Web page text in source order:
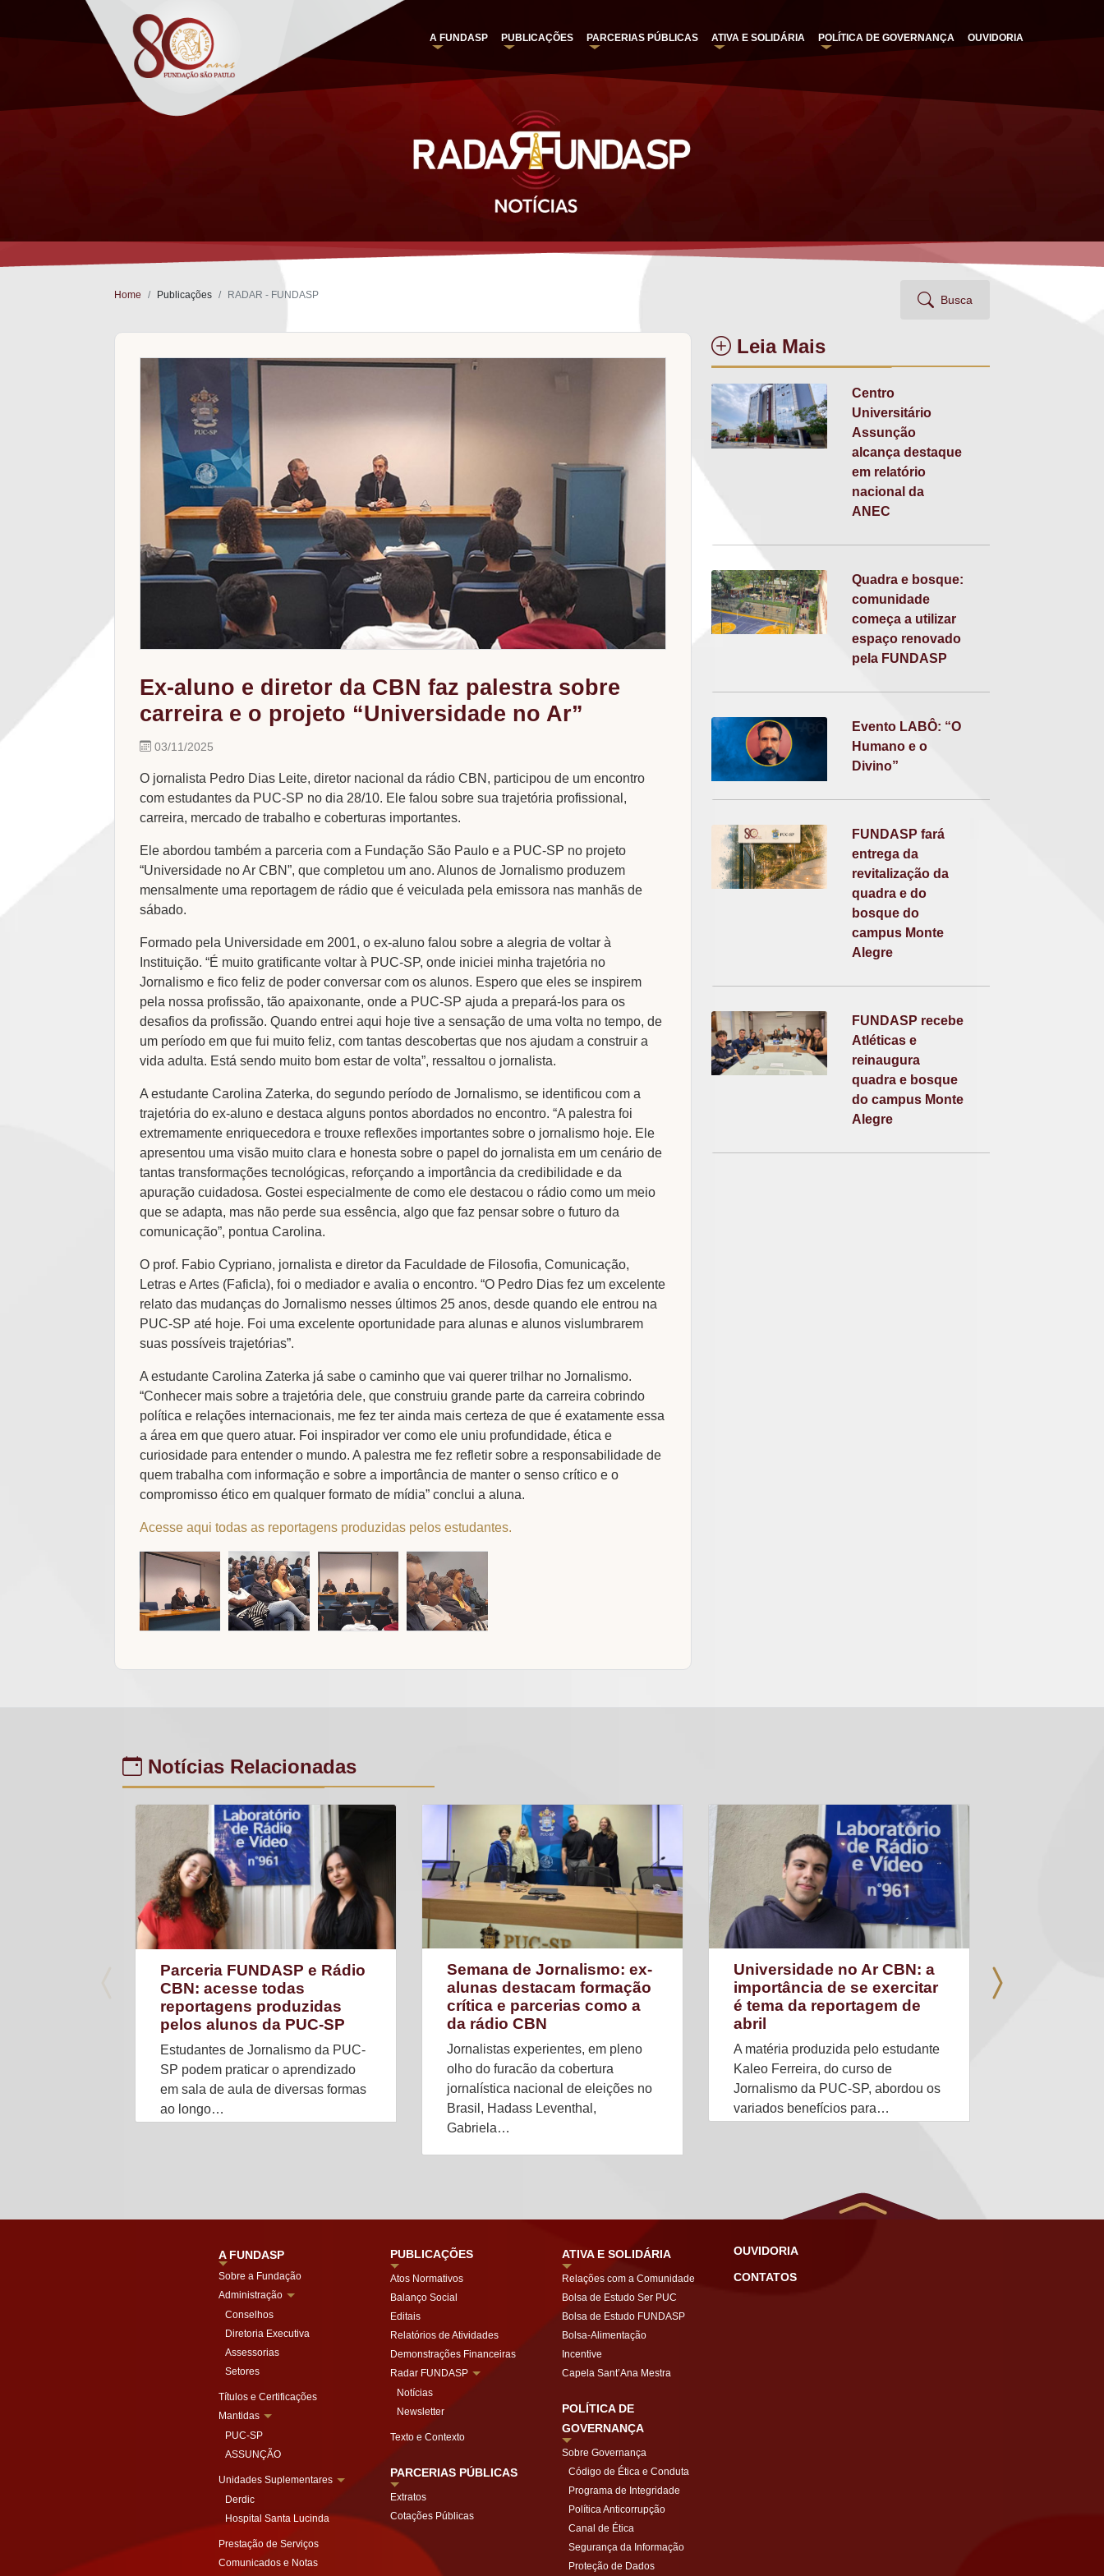
A FUNDASP PUBLICAÇÕES PARCERIAS PÚBLICAS ATIVA E SOLIDÁRIA POLÍTICA DE GOVERNANÇA OUVIDORIA
Home Publicações RADAR - FUNDASP Busca
Ex-aluno e diretor da CBN faz palestra sobre
carreira e o projeto “Universidade no Ar”
03/11/2025
O jornalista Pedro Dias Leite, diretor nacional da rádio CBN, participou de um encontro
com estudantes da PUC-SP no dia 28/10. Ele falou sobre sua trajetória profissional,
carreira, mercado de trabalho e coberturas importantes.
Ele abordou também a parceria com a Fundação São Paulo e a PUC-SP no projeto
“Universidade no Ar CBN”, que completou um ano. Alunos de Jornalismo produzem
mensalmente uma reportagem de rádio que é veiculada pela emissora nas manhãs de
sábado.
Formado pela Universidade em 2001, o ex-aluno falou sobre a alegria de voltar à
Instituição. “É muito gratificante voltar à PUC-SP, onde iniciei minha trajetória no
Jornalismo e fico feliz de poder conversar com os alunos. Espero que eles se inspirem
pela nossa profissão, tão apaixonante, onde a PUC-SP ajuda a prepará-los para os
desafios da profissão. Quando entrei aqui hoje tive a sensação de uma volta no tempo, de
um período em que fui muito feliz, com tantas descobertas que nos ajudam a construir a
vida adulta. Está sendo muito bom estar de volta”, ressaltou o jornalista.
A estudante Carolina Zaterka, do segundo período de Jornalismo, se identificou com a
trajetória do ex-aluno e destaca alguns pontos abordados no encontro. “A palestra foi
extremamente enriquecedora e trouxe reflexões importantes sobre o jornalismo hoje. Ele
apresentou uma visão muito clara e honesta sobre o papel do jornalista em um cenário de
tantas transformações tecnológicas, reforçando a importância da credibilidade e da
apuração cuidadosa. Gostei especialmente de como ele destacou o rádio como um meio
que se adapta, mas não perde sua essência, algo que faz pensar sobre o futuro da
comunicação”, pontua Carolina.
O prof. Fabio Cypriano, jornalista e diretor da Faculdade de Filosofia, Comunicação,
Letras e Artes (Faficla), foi o mediador e avalia o encontro. “O Pedro Dias fez um excelente
relato das mudanças do Jornalismo nesses últimos 25 anos, desde quando ele entrou na
PUC-SP até hoje. Foi uma excelente oportunidade para alunas e alunos vislumbrarem
suas possíveis trajetórias”.
A estudante Carolina Zaterka já sabe o caminho que vai querer trilhar no Jornalismo.
“Conhecer mais sobre a trajetória dele, que construiu grande parte da carreira cobrindo
política e relações internacionais, me fez ter ainda mais certeza de que é exatamente essa
a área em que quero atuar. Foi inspirador ver como ele uniu profundidade, ética e
curiosidade para entender o mundo. A palestra me fez refletir sobre a responsabilidade de
quem trabalha com informação e sobre a importância de manter o senso crítico e o
compromisso ético em qualquer formato de mídia” conclui a aluna.
Acesse aqui todas as reportagens produzidas pelos estudantes.
Leia Mais
Centro
Universitário
Assunção
alcança destaque
em relatório
nacional da
ANEC
Quadra e bosque:
comunidade
começa a utilizar
espaço renovado
pela FUNDASP
Evento LABÔ: “O
Humano e o
Divino”
FUNDASP fará
entrega da
revitalização da
quadra e do
bosque do
campus Monte
Alegre
FUNDASP recebe
Atléticas e
reinaugura
quadra e bosque
do campus Monte
Alegre
Notícias Relacionadas
Parceria FUNDASP e Rádio
CBN: acesse todas
reportagens produzidas
pelos alunos da PUC-SP
Estudantes de Jornalismo da PUC-
SP podem praticar o aprendizado
em sala de aula de diversas formas
ao longo…
Semana de Jornalismo: ex-
alunas destacam formação
crítica e parcerias como a
da rádio CBN
Jornalistas experientes, em pleno
olho do furacão da cobertura
jornalística nacional de eleições no
Brasil, Hadass Leventhal,
Gabriela…
Universidade no Ar CBN: a
importância de se exercitar
é tema da reportagem de
abril
A matéria produzida pelo estudante
Kaleo Ferreira, do curso de
Jornalismo da PUC-SP, abordou os
variados benefícios para…
A FUNDASP
Sobre a Fundação
Administração
Conselhos
Diretoria Executiva
Assessorias
Setores
Títulos e Certificações
Mantidas
PUC-SP
ASSUNÇÃO
Unidades Suplementares
Derdic
Hospital Santa Lucinda
Prestação de Serviços
Comunicados e Notas
PUBLICAÇÕES
Atos Normativos
Balanço Social
Editais
Relatórios de Atividades
Demonstrações Financeiras
Radar FUNDASP
Notícias
Newsletter
Texto e Contexto
PARCERIAS PÚBLICAS
Extratos
Cotações Públicas
ATIVA E SOLIDÁRIA
Relações com a Comunidade
Bolsa de Estudo Ser PUC
Bolsa de Estudo FUNDASP
Bolsa-Alimentação
Incentive
Capela Sant’Ana Mestra
POLÍTICA DE
GOVERNANÇA
Sobre Governança
Código de Ética e Conduta
Programa de Integridade
Política Anticorrupção
Canal de Ética
Segurança da Informação
Proteção de Dados
OUVIDORIA
CONTATOS